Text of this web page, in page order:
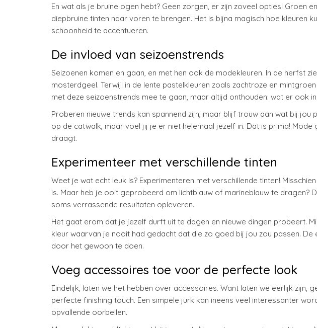
En wat als je bruine ogen hebt? Geen zorgen, er zijn zoveel opties! Groen
diepbruine tinten naar voren te brengen. Het is bijna magisch hoe kleuren
schoonheid te accentueren.
De invloed van seizoenstrends
Seizoenen komen en gaan, en met hen ook de modekleuren. In de herfst
mosterdgeel. Terwijl in de lente pastelkleuren zoals zachtroze en
met deze seizoenstrends mee te gaan, maar altijd onthouden: wat er ook
Proberen nieuwe trends kan spannend zijn, maar blijf trouw aan wat bij
op de catwalk, maar voel jij je er niet helemaal jezelf in. Dat is prima!
draagt.
Experimenteer met verschillende tinten
Weet je wat echt leuk is? Experimenteren met verschillende tinten!
is. Maar heb je ooit geprobeerd om lichtblauw of marineblauw te dragen?
soms verrassende resultaten opleveren.
Het gaat erom dat je jezelf durft uit te dagen en nieuwe dingen probeert.
kleur waarvan je nooit had gedacht dat die zo goed bij jou zou passen.
door het gewoon te doen.
Voeg accessoires toe voor de perfecte look
Eindelijk, laten we het hebben over accessoires. Want laten we eerlijk zijn,
perfecte finishing touch. Een simpele jurk kan ineens veel interessanter
opvallende oorbellen.